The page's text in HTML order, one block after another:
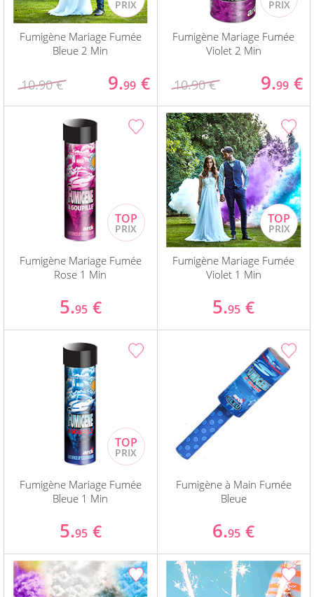
Fumigène Mariage Fumée
Bleue 2 Min
10.90 € 9.99 €
Fumigène Mariage Fumée
Violet 2 Min
10.90 € 9.99 €
Fumigène Mariage Fumée
Rose 1 Min
5.95 €
Fumigène Mariage Fumée
Violet 1 Min
5.95 €
Fumigène Mariage Fumée
Bleue 1 Min
5.95 €
Fumigène à Main Fumée
Bleue
6.95 €